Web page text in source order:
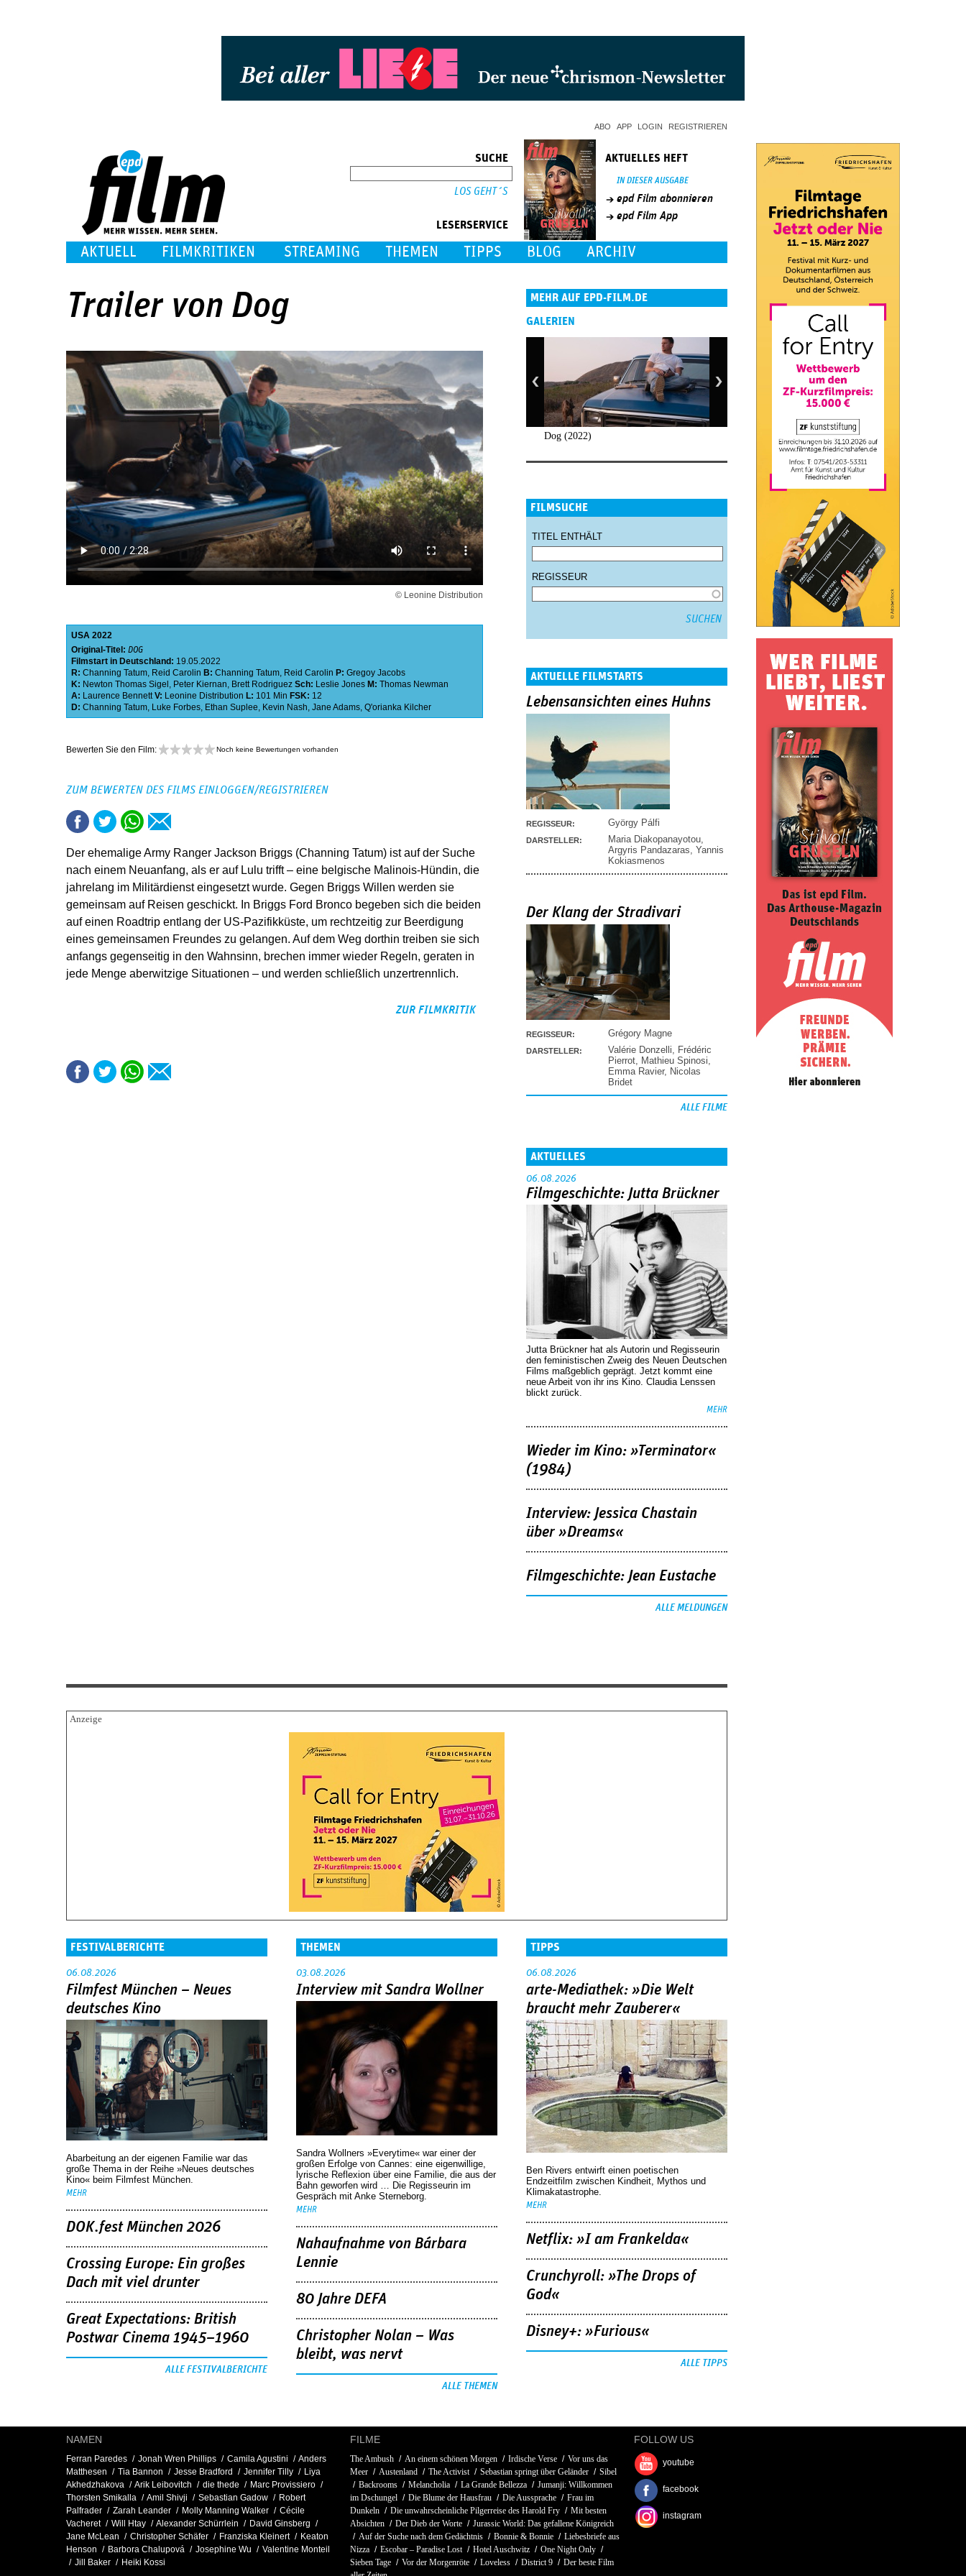
ABO APP LOGIN REGISTRIEREN
SUCHE
LESERSERVICE
AKTUELLES HEFT
IN DIESER AUSGABE
epd Film abonnieren
epd Film App
AKTUELL FILMKRITIKEN STREAMING THEMEN TIPPS BLOG ARCHIV
Trailer von Dog
© Leonine Distribution
USA 2022
Original-Titel: DOG
Filmstart in Deutschland: 19.05.2022
R: Channing Tatum, Reid Carolin B: Channing Tatum, Reid Carolin P: Gregoy Jacobs
K: Newton Thomas Sigel , Peter Kiernan, Brett Rodriguez Sch: Leslie Jones M: Thomas Newman
A: Laurence Bennett V: Leonine Distribution L: 101 Min FSK: 12
D: Channing Tatum, Luke Forbes, Ethan Suplee, Kevin Nash, Jane Adams, Q'orianka Kilcher
Bewerten Sie den Film: Noch keine Bewertungen vorhanden
ZUM BEWERTEN DES FILMS EINLOGGEN/REGISTRIEREN
Der ehemalige Army Ranger Jackson Briggs (Channing Tatum) ist auf der Suche
nach einem Neuanfang, als er auf Lulu trifft – eine belgische Malinois-Hündin, die
jahrelang im Militärdienst eingesetzt wurde. Gegen Briggs Willen werden sie
gemeinsam auf Reisen geschickt. In Briggs Ford Bronco begeben sich die beiden
auf einen Roadtrip entlang der US-Pazifikküste, um rechtzeitig zur Beerdigung
eines gemeinsamen Freundes zu gelangen. Auf dem Weg dorthin treiben sie sich
anfangs gegenseitig in den Wahnsinn, brechen immer wieder Regeln, geraten in
jede Menge aberwitzige Situationen – und werden schließlich unzertrennlich.
ZUR FILMKRITIK
MEHR AUF EPD-FILM.DE
GALERIEN
Dog (2022)
FILMSUCHE
TITEL ENTHÄLT
REGISSEUR
AKTUELLE FILMSTARTS
Lebensansichten eines Huhns
REGISSEUR: György Pálfi
DARSTELLER: Maria Diakopanayotou
Argyris Pandazaras Yannis
Kokiasmenos
Der Klang der Stradivari
REGISSEUR: Grégory Magne
DARSTELLER: Valérie Donzelli
Frédéric
Pierrot Mathieu Spinosi
Emma Ravier, Nicolas
Bridet
ALLE FILME
AKTUELLES
06.08.2026
Filmgeschichte: Jutta Brückner
Jutta Brückner hat als Autorin und Regisseurin
den feministischen Zweig des Neuen Deutschen
Films maßgeblich geprägt. Jetzt kommt eine
neue Arbeit von ihr ins Kino. Claudia Lenssen
blickt zurück.
MEHR
Wieder im Kino: »Terminator«
(1984)
Interview: Jessica Chastain
über »Dreams«
Filmgeschichte: Jean Eustache
ALLE MELDUNGEN
FESTIVALBERICHTE
06.08.2026
Filmfest München – Neues
deutsches Kino
Abarbeitung an der eigenen Familie war das
große Thema in der Reihe »Neues deutsches
Kino« beim Filmfest München.
MEHR
DOK.fest München 2026
Crossing Europe: Ein großes
Dach mit viel drunter
Great Expectations: British
Postwar Cinema 1945–1960
ALLE FESTIVALBERICHTE
THEMEN
03.08.2026
Interview mit Sandra Wollner
Sandra Wollners »Everytime« war einer der
großen Erfolge von Cannes: eine eigenwillige,
lyrische Reflexion über eine ­Familie, die aus der
Bahn geworfen wird … Die Regisseurin im
Gespräch mit Anke Sterneborg.
MEHR
Nahaufnahme von Bárbara
Lennie
80 Jahre DEFA
Christopher Nolan – Was
bleibt, was nervt
ALLE THEMEN
TIPPS
06.08.2026
arte-Mediathek: »Die Welt
braucht mehr Zauberer«
Ben Rivers entwirft einen poetischen
Endzeitfilm zwischen Kindheit, Mythos und
Klimakatastrophe.
MEHR
Netflix: »I am Frankelda«
Crunchyroll: »The Drops of
God«
Disney+: »Furious«
ALLE TIPPS
NAMEN
Ferran Paredes Jonah Wren Phillips Camila Agustini
Anders
Matthesen
Tia Bannon Jesse Bradford Jennifer Tilly
Liya
Akhedzhakova
Arik Leibovitch die thede
Marc Provissiero
Thorsten Smikalla
Amil Shivji Sebastian Gadow
Robert
Palfrader
Zarah Leander Molly Manning Walker
Cécile
Vacheret
Will Htay Alexander Schürrlein
David Ginsberg
Jane McLean
Christopher Schäfer Franziska Kleinert
Keaton
Henson
Barbora Chalupová Josephine Wu
Valentine Monteil
Jill Baker
Heiki Kossi
FILME
The Ambush An einem schönen Morgen Irdische Verse
Vor uns das
Meer
Austenland The Activist Sebastian springt über Geländer
Sibel
Backrooms
Melancholia La Grande Bellezza
Jumanji: Willkommen
im Dschungel
Die Blume der Hausfrau Die Aussprache
Frau im
Dunkeln
Die unwahrscheinliche Pilgerreise des Harold Fry
Mit besten
Absichten
Der Dieb der Worte
Jurassic World: Das gefallene Königreich
Auf der Suche nach dem Gedächtnis
Bonnie & Bonnie
Liebesbriefe aus
Nizza
Escobar – Paradise Lost Hotel Auschwitz
One Night Only
Sieben Tage
Vor der Morgenröte Loveless District 9
Der beste Film
FOLLOW US
youtube
facebook
instagram